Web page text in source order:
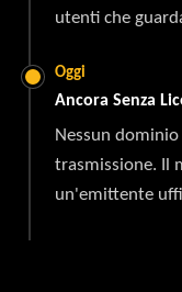
utenti che
Oggi
Ancora Senza
Nessun
trasmissione. Il
un'emittente